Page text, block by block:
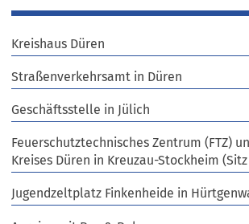
Kreishaus Düren
Straßenverkehrsamt in Düren
Geschäftsstelle in Jülich
Feuerschutztechnisches Zentrum (FTZ)
Kreises Düren in Kreuzau-Stockheim (Sitz
Jugendzeltplatz Finkenheide in